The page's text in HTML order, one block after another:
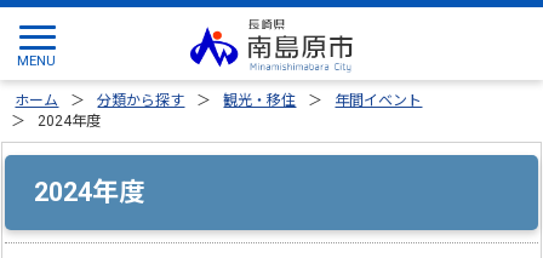
ホーム 分類から探す 観光・移住
年間イベント
2024年度
2024年度